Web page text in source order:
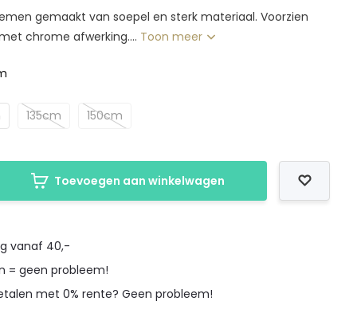
gemaakt van soepel en sterk materiaal. Voorzien
chrome afwerking.... Toon meer
135cm 150cm
Toevoegen aan winkelwagen
vanaf 40,-
= geen probleem!
met 0% rente? Geen probleem!